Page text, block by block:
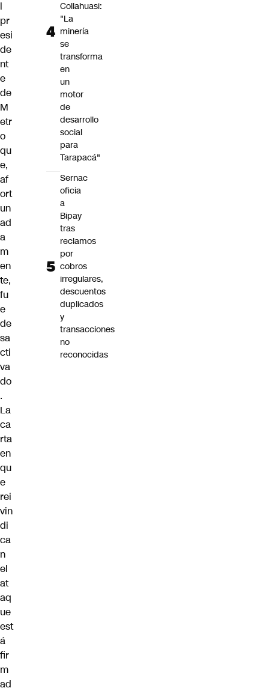
l
pr
esi
de
nt
e
de
M
etr
o
qu
e,
af
ort
un
ad
a
m
en
te,
fu
e
de
sa
cti
va
do
.
La
ca
rta
en
qu
e
rei
vin
di
ca
n
el
at
aq
ue
est
á
fir
m
ad
Collahuasi:
"La
minería
se
transforma
en
un
motor
de
desarrollo
social
para
Tarapacá"
Sernac
oficia
a
Bipay
tras
reclamos
por
cobros
irregulares,
descuentos
duplicados
y
transacciones
no
reconocidas